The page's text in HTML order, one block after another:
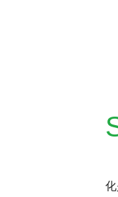
，但云优化认为，这